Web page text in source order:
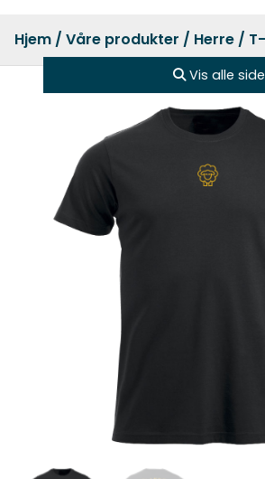
Hjem / Våre produkter / Herre /
Vis alle